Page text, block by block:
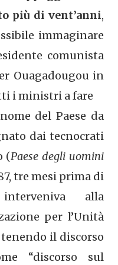
più di vent’anni,
immaginare
comunista
Ouagadougou in
i ministri a fare
del Paese da
dai tecnocrati
(Paese degli uomini
tre mesi prima di
alla
per l’Unità
il discorso
“discorso sul